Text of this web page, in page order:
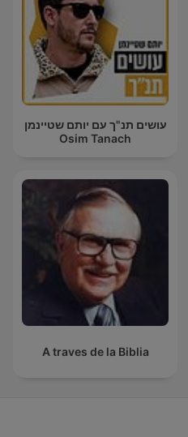
עושים תנ"ך עם יותם שטיינמן
Osim Tanach
A traves de la Biblia